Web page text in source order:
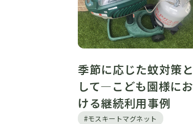
季節に応じた蚊対策と
して―こども園様にお
ける継続利用事例
#モスキートマグネット